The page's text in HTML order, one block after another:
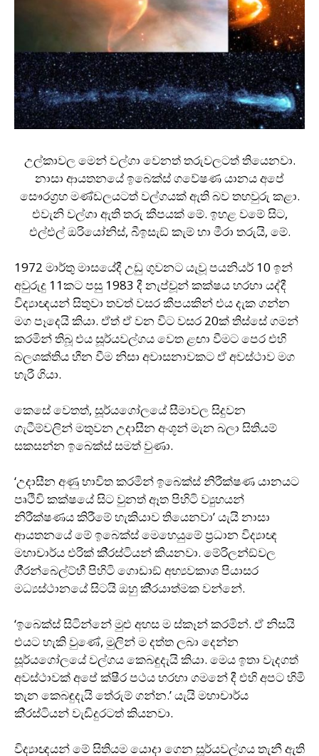
උල්කාවල මෙන් වල්ගා වෙනත් තරුවලටත් තියෙනවා.
නාසා ආයතනයේ ඉබෙක්ස් ගවේෂණ යානය අපේ
සෞරග‍්‍රහ මණ්ඩලයටත් වල්ගයක් ඇති බව තහවුරු කළා.
එවැනි වල්ගා ඇති තරු කීපයක් මේ. ඉහළ වමේ සිට,
එල්එල් ඔරියෝනිස්, බීඉසැඞ් කැම් හා මීරා තරුයි, මේ.
1972 මාර්තු මාසයේදී උඩු ගුවනට යැවූ පයනියර් 10 ඉන්
අවුරුදු 11කට පසු 1983 දී නැප්චූන් කක්ෂය හරහා යද්දී
විද්‍යාඥයන් සිතුවා තවත් වසර කීපයකින් එය දැක ගන්න
මග පෑදෙයි කියා. ඒත් ඒ වන විට වසර 20ක් තිස්සේ ගමන්
කරමින් තිබූ එය සූර්යවල්ගය වෙත ළඟා වීමට පෙර එහි
බලශක්තිය හීන වීම නිසා අවාසනාවකට ඒ අවස්ථාව මග
හැරී ගියා.
කෙසේ වෙතත්, සූර්යගෝලයේ සීමාවල සිදුවන
ගැටීම්වලින් මතුවන උදාසීන අංශූන් මැන බලා සිතියම්
සකසන්න ඉබෙක්ස් සමත් වුණා.
‘උදාසීන අණු භාවිත කරමින් ඉබෙක්ස් නිරීක්ෂණ යානයට
පෘථිවි කක්ෂයේ සිට වුනත් ඈත පිහිටි ව්‍යුහයන්
නිරීක්ෂණය කිරීමේ හැකියාව තියෙනවා’ යැයි නාසා
ආයතනයේ මේ ඉබෙක්ස් මෙහෙයුමේ ප‍්‍රධාන විද්‍යාඥ
මහාචාර්ය එරික් කි‍්‍රස්ටියන් කියනවා. මේරිලන්ඞ්වල
ගී‍්‍රන්බෙල්ට්හී පිහිටි ගොඩාඞ් අභ්‍යවකාශ පියාසර
මධ්‍යස්ථානයේ සිටයි ඔහු කි‍්‍රයාත්මක වන්නේ.
‘ඉබෙක්ස් සිටින්නේ මුළු අහස ම ස්කෑන් කරමින්. ඒ නිසයි
එයට හැකි වුණේ, මුලින් ම දත්ත ලබා දෙන්න
සූර්යගෝලයේ වල්ගය කෙබඳුදැයි කියා. මෙය ඉතා වැදගත්
අවස්ථාවක් අපේ ක්ෂීර පථය හරහා ගමනේ දී එහි අපට හිමි
තැන කෙබඳුදැයි තේරුම් ගන්න.’ යැයි මහාචාර්ය
කි‍්‍රස්ටියන් වැඩිදුරටත් කියනවා.
විද්‍යාඥයන් මේ සිතියම යොදා ගෙන සූර්යවල්ගය තැනී ඇති